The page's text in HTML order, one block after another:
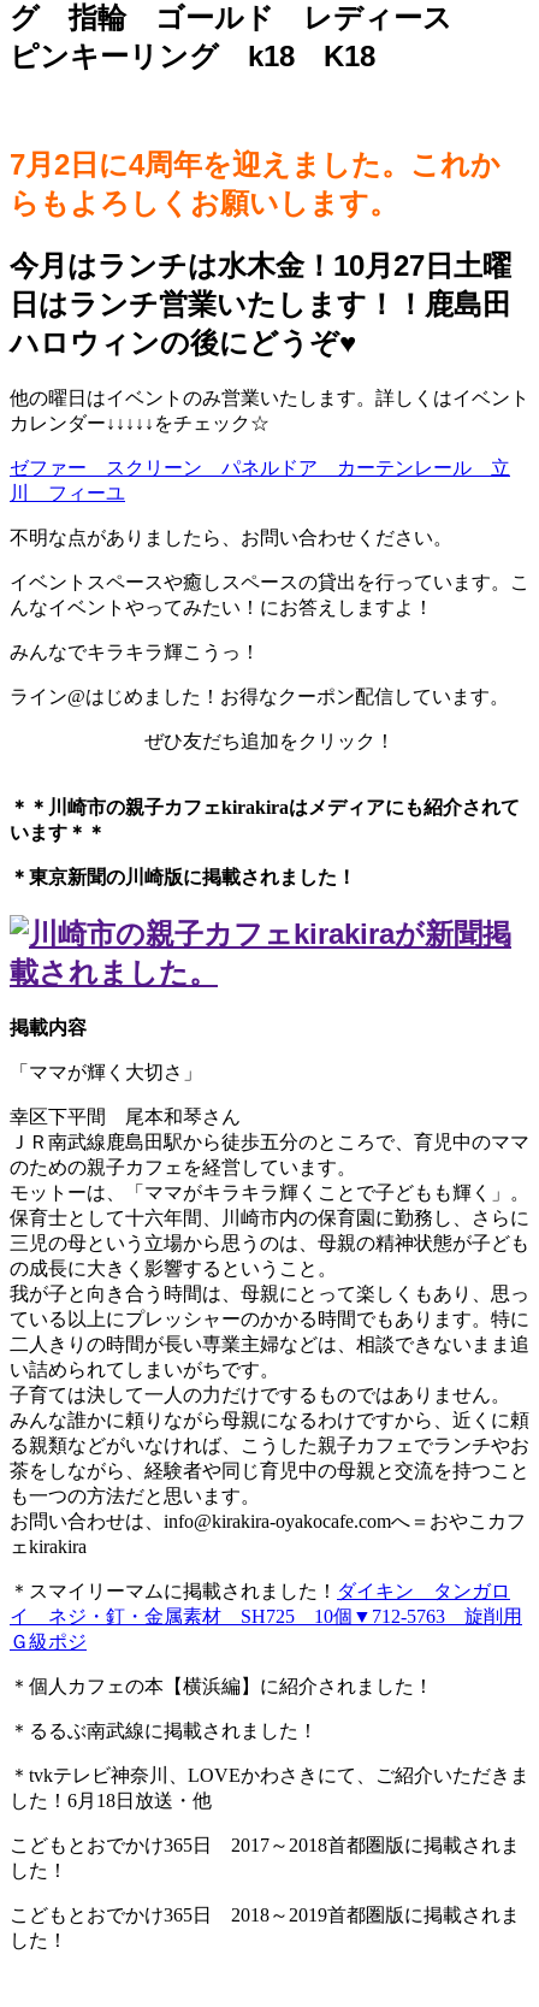
グ 指輪 ゴールド レディース
ピンキーリング k18 K18
7月2日に4周年を迎えました。これか
らもよろしくお願いします。
今月はランチは水木金！10月27日土曜
日はランチ営業いたします！！鹿島田
ハロウィンの後にどうぞ♥️
他の曜日はイベントのみ営業いたします。詳しくはイベント
カレンダー↓↓↓↓↓をチェック☆
ゼファー スクリーン パネルドア カーテンレール 立
川 フィーユ
不明な点がありましたら、お問い合わせください。
イベントスペースや癒しスペースの貸出を行っています。こ
んなイベントやってみたい！にお答えしますよ！
みんなでキラキラ輝こうっ！
ライン@はじめました！お得なクーポン配信しています。
ぜひ友だち追加をクリック！
＊＊川崎市の親子カフェkirakiraは メディアにも紹介されて
います＊＊
＊東京新聞の川崎版に掲載されました！
掲載内容
「ママが輝く大切さ」
幸区下平間 尾本和琴さん
ＪＲ南武線鹿島田駅から徒歩五分のところで、育児中のママ
のための親子カフェを経営しています。
モットーは、「ママがキラキラ輝くことで子どもも輝く」。
保育士として十六年間、川崎市内の保育園に勤務し、さらに
三児の母という立場から思うのは、母親の精神状態が子ども
の成長に大きく影響するということ。
我が子と向き合う時間は、母親にとって楽しくもあり、思っ
ている以上にプレッシャーのかかる時間でもあります。特に
二人きりの時間が長い専業主婦などは、相談できないまま追
い詰められてしまいがちです。
子育ては決して一人の力だけでするものではありません。
みんな誰かに頼りながら母親になるわけですから、近くに頼
る親類などがいなければ、こうした親子カフェでランチやお
茶をしながら、経験者や同じ育児中の母親と交流を持つこと
も一つの方法だと思います。
お問い合わせは、 info@kirakira-oyakocafe.comへ＝おやこカフ
ェkirakira
＊スマイリーマムに掲載されました！ ダイキン タンガロ
イ ネジ・釘・金属素材 SH725 10個▼712-5763 旋削用
Ｇ級ポジ
＊個人カフェの本【横浜編】に紹介されました！
＊るるぶ南武線に掲載されました！
＊tvkテレビ神奈川、LOVEかわさきにて、ご紹介いただきま
した！6月18日放送・他
こどもとおでかけ365日 2017～2018首都圏版に掲載されま
した！
こどもとおでかけ365日 2018～2019首都圏版に掲載されま
した！